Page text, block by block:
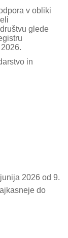
v obliki
glede
in
2026 od 9.
do